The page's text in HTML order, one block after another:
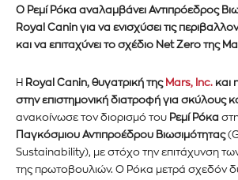
Ο Ρεμί Ρόκα αναλαμβάνει Αντιπρόεδρος
Royal Canin για να ενισχύσει τις
και να επιταχύνει το σχέδιο Net Zero της
Η Royal Canin, θυγατρική της Mars, Inc. και
στην επιστημονική διατροφή για σκύλους
ανακοίνωσε τον διορισμό του Ρεμί Ρόκα
Παγκόσμιου Αντιπροέδρου Βιωσιμότητας
Sustainability), με στόχο την επιτάχυνση
της πρωτοβουλιών. Ο Ρόκα μετρά σχεδόν